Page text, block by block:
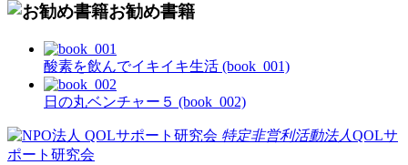
お勧め書籍
酸素を飲んでイキイキ生活 (book_001)
日の丸ベンチャー５ (book_002)
特定非営利活動法人QOLサ
ポート研究会